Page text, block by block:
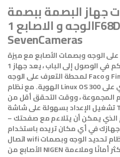
جهاز البصمة ببصمة
الوجه و الاصابع 1F68D مقدم من شركه
SevenCameras
الوجه وبصمات الأصابع مع ميزة
التحكم في الوصول إلى الباب ، يعد جهاز 1F68D من الجيل الجديد
لمحطة التعرف على الوجه Faco و Fingerprint وبطاقة التحقق من
الهوية. مع نظام Linux OS الأحدث والأكبر سعة ، يحتوي على 300
، ووقت التحقق أقل من
تشغيل الإعداد بسهولة على شاشة TFT بحجم 2 ، 8 بوصات ،
الذي يمكن أن يتلاءم مع صفحتك –
في أي مكان تريده باستخدام
اتصال wifi لسحب البيانات. سيجعل نظام تحديد الوجه وبصمات